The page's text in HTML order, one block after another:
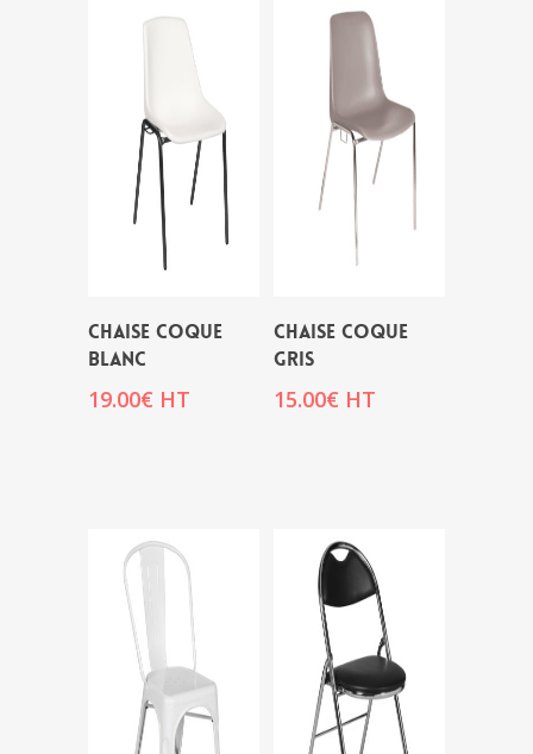
CHAISE COQUE
BLANC
19.00€ HT
CHAISE COQUE
GRIS
15.00€ HT